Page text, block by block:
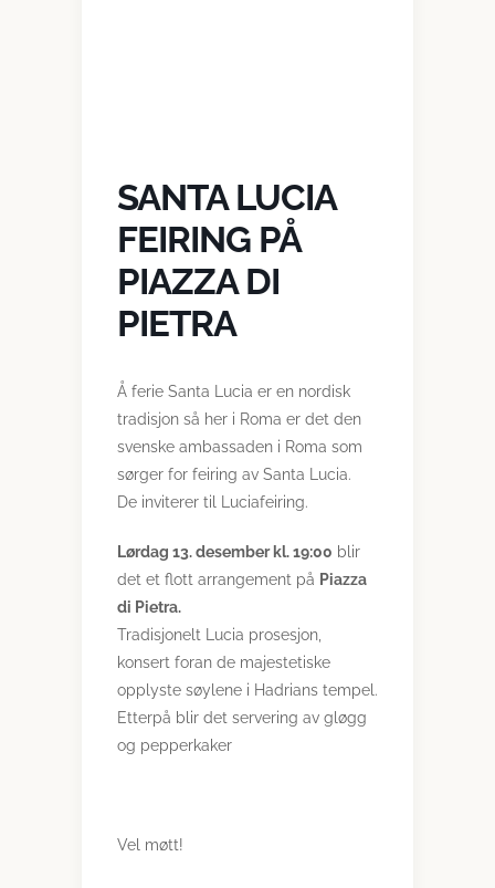
SANTA LUCIA
FEIRING PÅ
PIAZZA DI
PIETRA
Å ferie Santa Lucia er en nordisk
tradisjon så her i Roma er det den
svenske ambassaden i Roma som
sørger for feiring av Santa Lucia.
De inviterer til Luciafeiring.
Lørdag 13. desember kl. 19:00 blir
det et flott arrangement på Piazza
di Pietra.
Tradisjonelt Lucia prosesjon,
konsert foran de majestetiske
opplyste søylene i Hadrians tempel.
Etterpå blir det servering av gløgg
og pepperkaker
Vel møtt!